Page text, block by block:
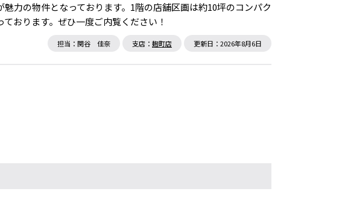
力の物件となっております。1階の店舗区画は約10坪のコンパク
おります。ぜひ一度ご内覧ください！
担当：関谷 佳奈 支店： 麹町店 更新日：2026年8月6日